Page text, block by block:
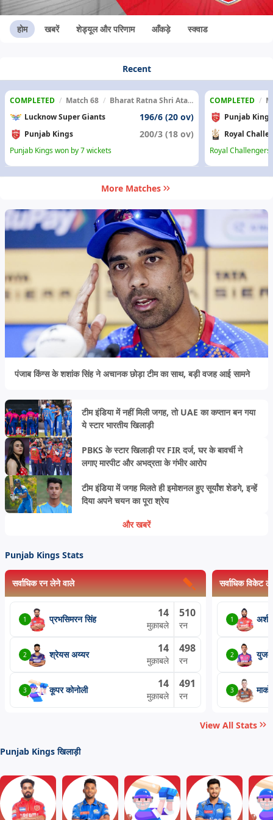
होम खबरें शेड्यूल और परिणाम आँकड़े स्क्वाड
Recent
COMPLETED / Match 68 / Bharat Ratna Shri Atal Bihari Vajpayee Ekana Cricket Stadium
Lucknow Super Giants
196/6 (20 ov)
Punjab Kings 200/3 (18 ov)
Punjab Kings won by 7 wickets
COMPLETED /
Punjab Kings
Royal
Royal
More Matches
पंजाब किंग्स के शशांक सिंह ने अचानक छोड़ा टीम का साथ, बड़ी वजह आई सामने
टीम इंडिया में नहीं मिली जगह, तो UAE का कप्तान बन गया
ये स्टार भारतीय खिलाड़ी
PBKS के स्टार खिलाड़ी पर FIR दर्ज, घर के बावर्ची ने
लगाए मारपीट और अभद्रता के गंभीर आरोप
टीम इंडिया में जगह मिलते ही इमोशनल हुए सूर्यांश शेडगे, इन्हें
दिया अपने चयन का पूरा श्रेय
और खबरें
Punjab Kings Stats
सर्वाधिक रन लेने वाले
1 प्रभसिमरन सिंह 14
मुक़ाबले
510
रन
2 श्रेयस अय्यर 14
मुक़ाबले
498
रन
3 कूपर कोनोली 14
मुक़ाबले
491
रन
सर्वाधिक विकेट
1
2
3
View All Stats
Punjab Kings खिलाड़ी